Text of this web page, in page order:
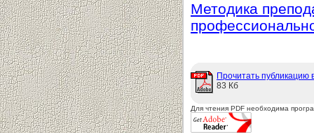
Методика
Прочитать публикацию
83 Кб
Для чтения PDF необходима